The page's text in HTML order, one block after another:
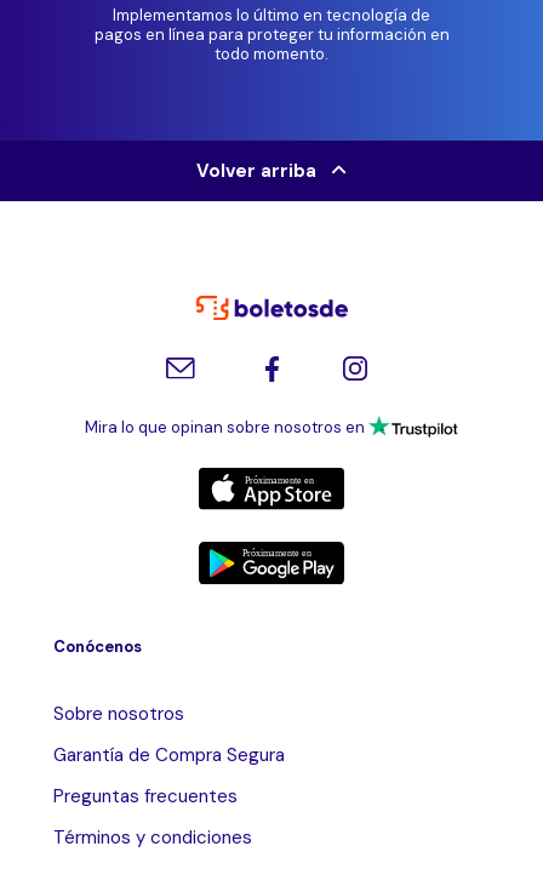
Implementamos lo último en tecnología de
pagos en línea para proteger tu información en
todo momento.
Volver arriba
Mira lo que opinan sobre nosotros en
Conócenos
Sobre nosotros
Garantía de Compra Segura
Preguntas frecuentes
Términos y condiciones